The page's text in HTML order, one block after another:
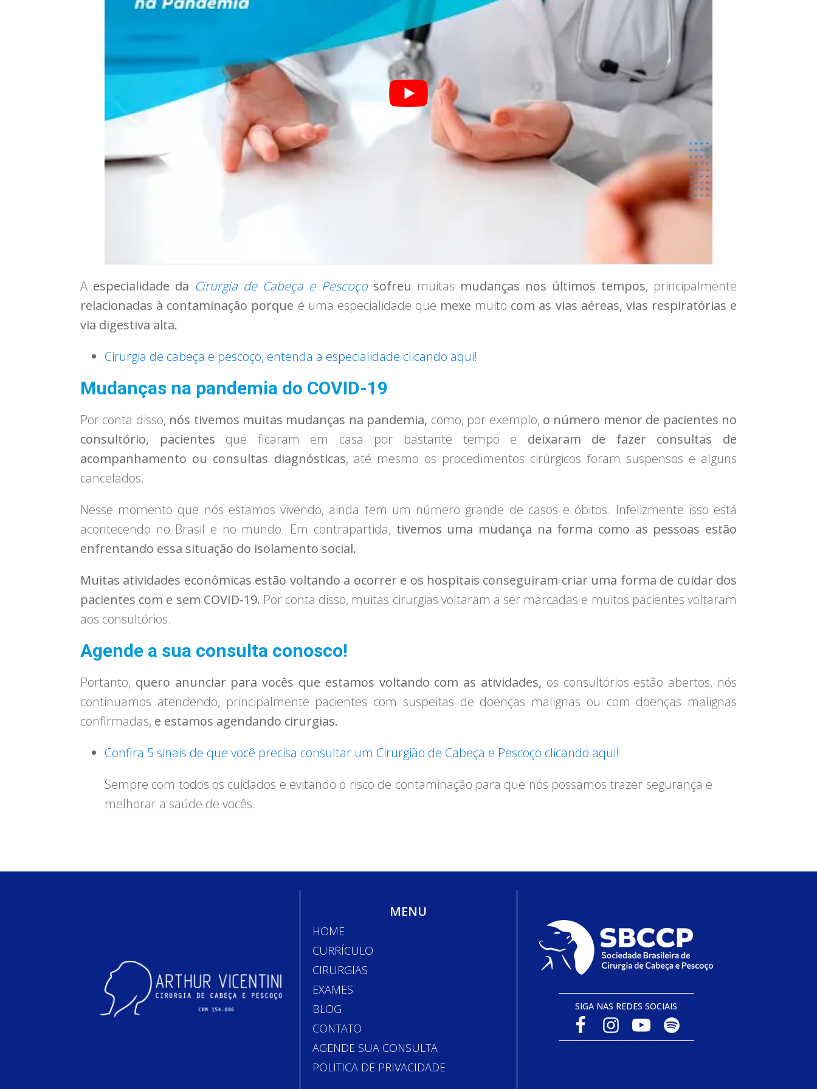
A especialidade da Cirurgia de Cabeça e Pescoçosofreu muitas mudanças nos últimos tempos, principalmente
relacionadas à contaminação porque é uma especialidade que mexe muito com as vias aéreas, vias respiratórias e
via digestiva alta.​
Cirurgia de cabeça e pescoço, entenda a especialidade clicando aqui!
Mudanças na pandemia do COVID-19
Por conta disso, nós tivemos muitas mudanças na pandemia, como, por exemplo, o número menor de pacientes no
consultório, pacientes que ficaram em casa por bastante tempo e deixaram de fazer consultas de
acompanhamento ou consultas diagnósticas, até mesmo os procedimentos cirúrgicos foram suspensos e alguns
cancelados.
Nesse momento que nós estamos vivendo, ainda tem um número grande de casos e óbitos. Infelizmente isso está
acontecendo no Brasil e no mundo. Em contrapartida, tivemos uma mudança na forma como as pessoas estão
enfrentando essa situação do isolamento social.
Muitas atividades econômicas estão voltando a ocorrer e os hospitais conseguiram criar uma forma de cuidar dos
pacientes com e sem COVID-19. Por conta disso, muitas cirurgias voltaram a ser marcadas e muitos pacientes voltaram
aos consultórios.
Agende a sua consulta conosco!
Portanto, quero anunciar para vocês que estamos voltando com as atividades, os consultórios estão abertos, nós
continuamos atendendo, principalmente pacientes com suspeitas de doenças malignas ou com doenças malignas
confirmadas, e estamos agendando cirurgias.
Confira 5 sinais de que você precisa consultar um Cirurgião de Cabeça e Pescoço clicando aqui!
Sempre com todos os cuidados e evitando o risco de contaminação para que nós possamos trazer segurança e
melhorar a saúde de vocês.
MENU
HOME
CURRÍCULO
CIRURGIAS
EXAMES
BLOG
CONTATO
AGENDE SUA CONSULTA
POLITICA DE PRIVACIDADE
SIGA NAS REDES SOCIAIS